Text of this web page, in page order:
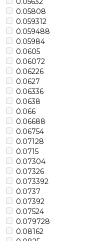
0.05808
0.059312
0.059488
0.05984
0.0605
0.06072
0.06226
0.0627
0.06336
0.0638
0.066
0.06688
0.06754
0.07128
0.0715
0.07304
0.07326
0.073392
0.0737
0.07392
0.07524
0.079728
0.08162